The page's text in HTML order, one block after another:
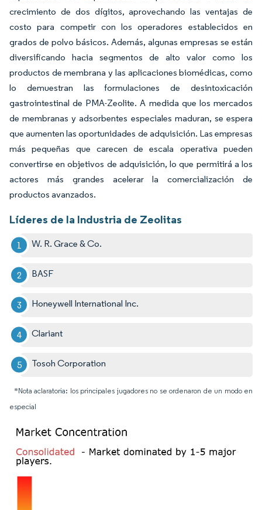
crecimiento de dos dígitos, aprovechando las ventajas de
costo para competir con los operadores establecidos en
grados de polvo básicos. Además, algunas empresas se están
diversificando hacia segmentos de alto valor como los
productos de membrana y las aplicaciones biomédicas, como
lo demuestran las formulaciones de desintoxicación
gastrointestinal de PMA-Zeolite. A medida que los mercados
de membranas y adsorbentes especiales maduran, se espera
que aumenten las oportunidades de adquisición. Las empresas
más pequeñas que carecen de escala operativa pueden
convertirse en objetivos de adquisición, lo que permitirá a los
actores más grandes acelerar la comercialización de
productos avanzados.
Líderes de la Industria de Zeolitas
W. R. Grace & Co.
BASF
Honeywell International Inc.
Clariant
Tosoh Corporation
*Nota aclaratoria: los principales jugadores no se ordenaron de un modo en
especial